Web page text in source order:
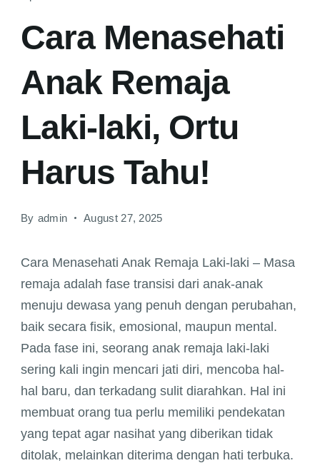
Cara Menasehati
Anak Remaja
Laki-laki, Ortu
Harus Tahu!
By admin August 27, 2025
Cara Menasehati Anak Remaja Laki-laki – Masa
remaja adalah fase transisi dari anak-anak
menuju dewasa yang penuh dengan perubahan,
baik secara fisik, emosional, maupun mental.
Pada fase ini, seorang anak remaja laki-laki
sering kali ingin mencari jati diri, mencoba hal-
hal baru, dan terkadang sulit diarahkan. Hal ini
membuat orang tua perlu memiliki pendekatan
yang tepat agar nasihat yang diberikan tidak
ditolak, melainkan diterima dengan hati terbuka.